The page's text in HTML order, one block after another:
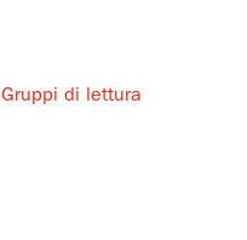
Gruppi di lettura